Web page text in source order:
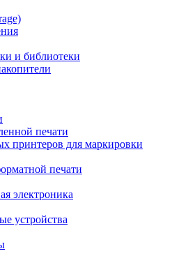
и библиотеки
печати
принтеров для маркировки
печати
электроника
устройства